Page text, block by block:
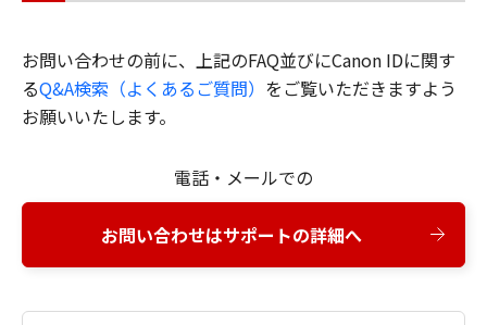
お問い合わせの前に、上記のFAQ並びにCanon IDに関す
るQ&A検索（よくあるご質問） をご覧いただきますよう
お願いいたします。
電話・メールでの
お問い合わせはサポートの詳細へ